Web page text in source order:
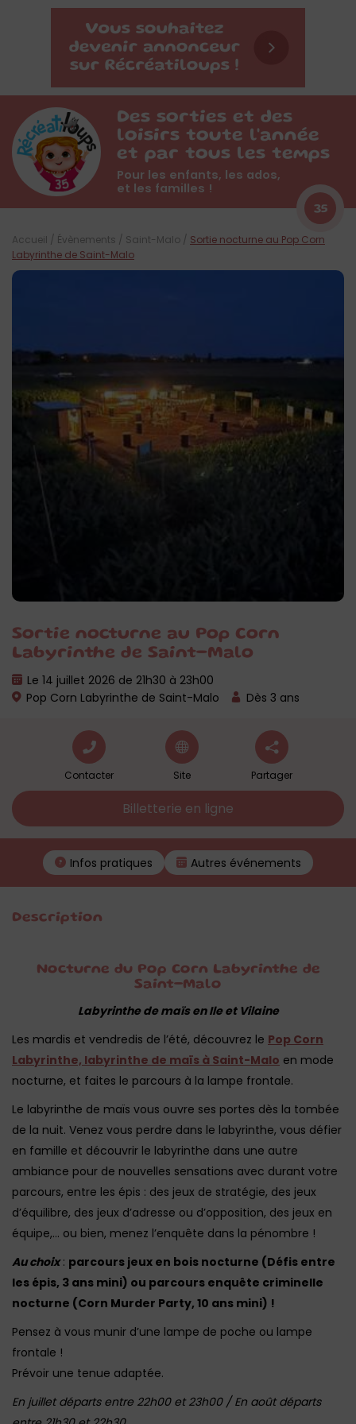
Des sorties et des
loisirs toute l'année
et par tous les temps
Pour les enfants, les ados,
et les familles !
35
Sortie nocturne au Pop Corn
Labyrinthe de Saint-Malo
Le 14 juillet 2026 de 21h30 à 23h00
Pop Corn Labyrinthe de Saint-Malo
Dès 3 ans
Accueil / Évènements / Saint-Malo / Sortie nocturne au Pop Corn
Labyrinthe de Saint-Malo
Contacter Site Partager
Billetterie en ligne
Infos pratiques Autres événements
Description
Nocturne du Pop Corn Labyrinthe de
Saint-Malo
Labyrinthe de maïs en Ile et Vilaine
Les mardis et vendredis de l’été, découvrez le Pop Corn
Labyrinthe, labyrinthe de maïs à Saint-Malo en mode
nocturne, et faites le parcours à la lampe frontale.
Le labyrinthe de maïs vous ouvre ses portes dès la tombée
de la nuit. Venez vous perdre dans le labyrinthe, vous défier
en famille et découvrir le labyrinthe dans une autre
ambiance pour de nouvelles sensations avec durant votre
parcours, entre les épis : des jeux de stratégie, des jeux
d’équilibre, des jeux d’adresse ou d’opposition, des jeux en
équipe,… ou bien, menez l’enquête dans la pénombre !
Au choix: parcours jeux en bois nocturne (Défis entre
les épis, 3 ans mini) ou parcours enquête criminelle
nocturne (Corn Murder Party, 10 ans mini) !
Pensez à vous munir d’une lampe de poche ou lampe
frontale !
Prévoir une tenue adaptée.
En juillet départs entre 22h00 et 23h00 / En août départs